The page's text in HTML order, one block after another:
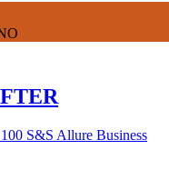
S&S Allure Business